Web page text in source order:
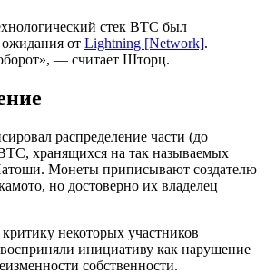
стек BTC был
от Lightning [Network].
— считает Шторц.
распределение части (до
хранящихся на так называемых
Монеты приписывают создателю
но достоверно их владелец
некоторых участников
инициативу как нарушение
собственности.